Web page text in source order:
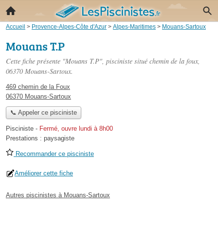
Accueil > Provence-Alpes-Côte d'Azur > Alpes-Maritimes > Mouans-Sartoux
Mouans T.P
Cette fiche présente "Mouans T.P", pisciniste situé chemin de la foux,
06370 Mouans-Sartoux.
469 chemin de la Foux
06370 Mouans-Sartoux
📞 Appeler ce pisciniste
Pisciniste - Fermé, ouvre lundi à 8h00
Prestations : paysagiste
Recommander ce pisciniste
Améliorer cette fiche
Autres piscinistes à Mouans-Sartoux